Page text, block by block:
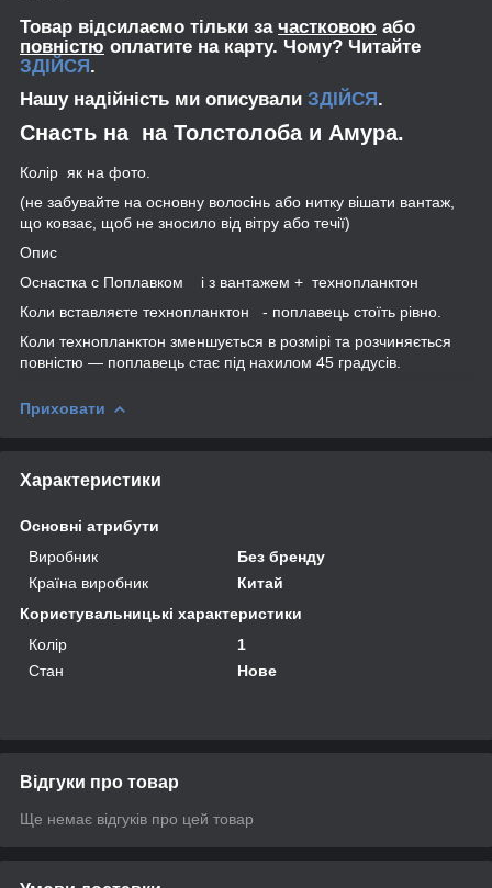
Товар відсилаємо тільки за частковою або
повністю оплатите на карту. Чому? Читайте
ЗДІЙСЯ.
Нашу надійність ми описували ЗДІЙСЯ.
Снасть на на Толстолоба и Амура.
Колір як на фото.
(не забувайте на основну волосінь або нитку вішати вантаж,
що ковзає, щоб не зносило від вітру або течії)
Опис
Оснастка с Поплавком і з вантажем + технопланктон
Коли вставляєте технопланктон - поплавець стоїть рівно.
Коли технопланктон зменшується в розмірі та розчиняється
повністю — поплавець стає під нахилом 45 градусів.
Приховати
Характеристики
Основні атрибути
Виробник
Без бренду
Країна виробник
Китай
Користувальницькі характеристики
Колір
1
Стан
Нове
Відгуки про товар
Ще немає відгуків про цей товар